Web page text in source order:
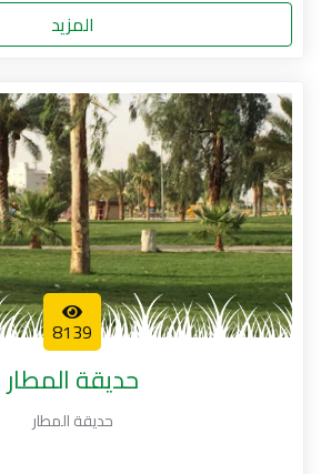
المزيد
8139
حديقة المطار
حديقة المطار